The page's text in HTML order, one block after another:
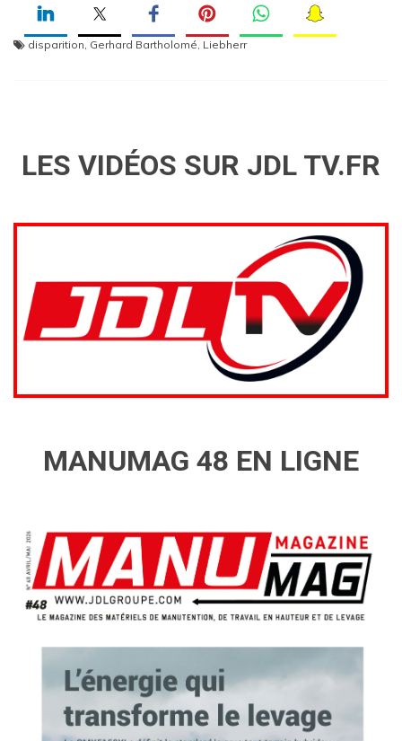
disparition Gerhard Bartholomé Liebherr
LES VIDÉOS SUR JDL TV.FR
MANUMAG 48 EN LIGNE